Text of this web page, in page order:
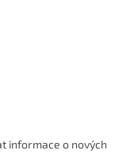
informace o nových